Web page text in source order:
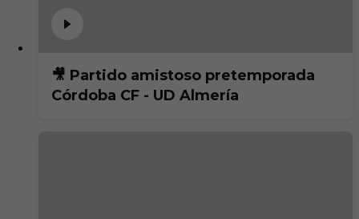
🎥 Partido amistoso pretemporada
Córdoba CF - UD Almería